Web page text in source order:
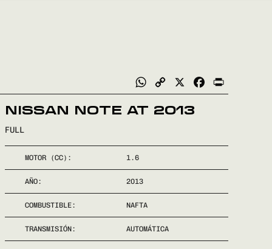
WhatsApp
Copy
Link
Facebook
NISSAN NOTE AT 2013
FULL
MOTOR (CC): 1.6
AÑO: 2013
COMBUSTIBLE: NAFTA
TRANSMISIÓN: AUTOMÁTICA